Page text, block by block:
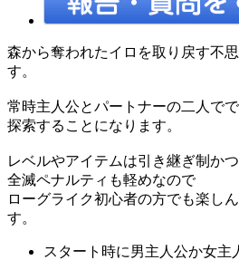
森から奪われたイロを取り戻す不
す。
常時主人公とパートナーの二人で
探索することになります。
レベルやアイテムは引き継ぎ制かつ
全滅ペナルティも軽めなので
ローグライク初心者の方でも楽し
す。
スタート時に男主人公か女主